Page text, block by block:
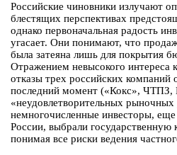
Российские чиновники излучают
блестящих перспективах
однако первоначальная радость
угасает. Они понимают, что
была затеяна лишь для покрытия
Отражением невысокого интереса
отказы трех российских компаний
последний момент («Кокс», ЧТПЗ,
«неудовлетворительных
немногочисленные инвесторы,
России, выбрали государственную
понимая все риски ведения